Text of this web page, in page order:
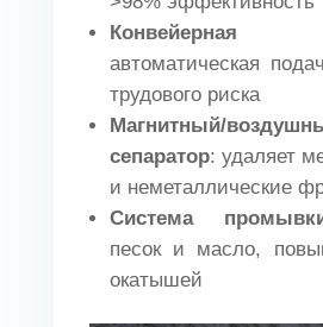
Конвейерная
автоматическая
трудового риска
Магнитный/
сепаратор: удаляет
и неметаллические
Система
песок и масло,
окатышей